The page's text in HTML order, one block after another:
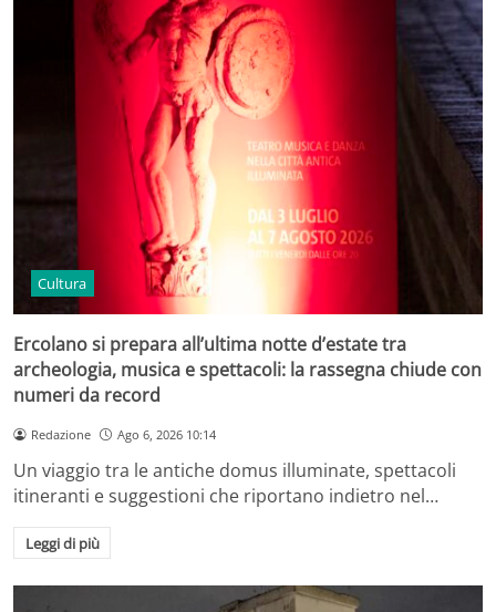
Cultura
Ercolano si prepara all’ultima notte d’estate tra
archeologia, musica e spettacoli: la rassegna chiude con
numeri da record
Redazione Ago 6, 2026 10:14
Un viaggio tra le antiche domus illuminate, spettacoli
itineranti e suggestioni che riportano indietro nel…
Leggi di più